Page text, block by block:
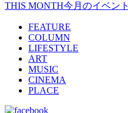
THIS MONTH今月のイベント
FEATURE
COLUMN
LIFESTYLE
ART
MUSIC
CINEMA
PLACE